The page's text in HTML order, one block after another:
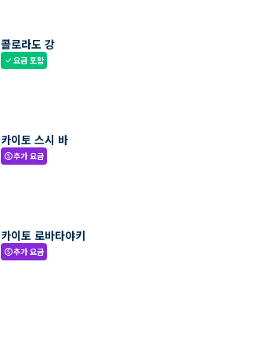
콜로라도 강
check요금 포함
카이토 스시 바
paid추가 요금
카이토 로바타야키
paid추가 요금